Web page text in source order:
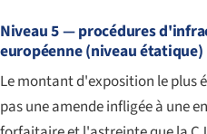
Niveau 5 — procédures
européenne (niveau étatique)
Le montant d'exposition le plus
pas une amende infligée à une